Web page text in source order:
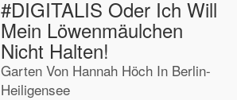
#DIGITALIS Oder Ich Will
Mein Löwenmäulchen
Nicht Halten!
Garten Von Hannah Höch In Berlin-
Heiligensee